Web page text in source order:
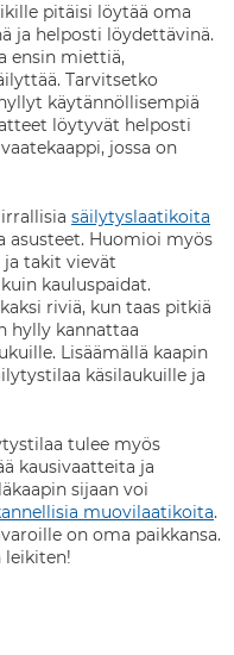
pitäisi löytää oma
ja helposti löydettävinä.
ensin miettiä,
Tarvitsetko
käytännöllisempiä
löytyvät helposti
jossa on
säilytyslaatikoita
asusteet. Huomioi myös
takit vievät
kauluspaidat.
riviä, kun taas pitkiä
hylly kannattaa
Lisäämällä kaapin
käsilaukuille ja
tulee myös
kausivaatteita ja
sijaan voi
muovilaatikoita.
on oma paikkansa.
leikiten!